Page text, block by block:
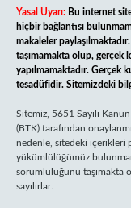
Yasal Uyarı: Bu internet
hiçbir bağlantısı
makaleler
taşımamakta olup, gerçek
yapılmamaktadır. Gerçek
tesadüfidir. Sitemizdeki
Sitemiz, 5651 Sayılı
(BTK) tarafından
nedenle, sitedeki içerikleri
yükümlülüğümüz
sorumluluğunu taşımakta
sayılırlar.